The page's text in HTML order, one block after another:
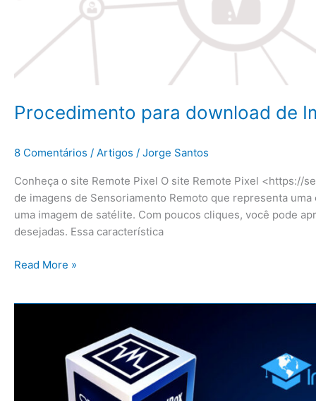
Procedimento para download de
8 Comentários / Artigos / Jorge Santos
Conheça o site Remote Pixel O site Remote Pixel <https://
de imagens de Sensoriamento Remoto que representa
uma imagem de satélite. Com poucos cliques, você pode
desejadas. Essa característica
Read More »
Geoprocessamento
Trabalhando